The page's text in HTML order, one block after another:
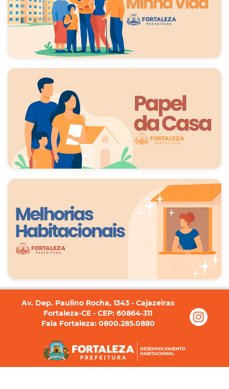
Av. Dep. Paulino Rocha, 1343 - Cajazeiras
Fortaleza-CE - CEP: 60864-311
Fala Fortaleza: 0800.285.0880